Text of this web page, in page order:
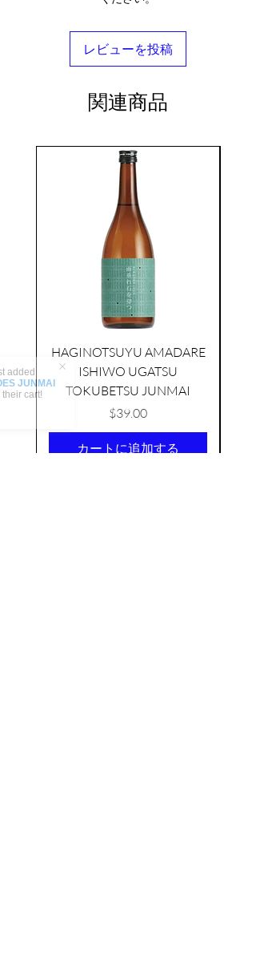
レビューを投稿
関連商品
HAGINOTSUYU AMADARE
ISHIWO UGATSU
TOKUBETSU JUNMAI
価格
$39.00
カートに追加する